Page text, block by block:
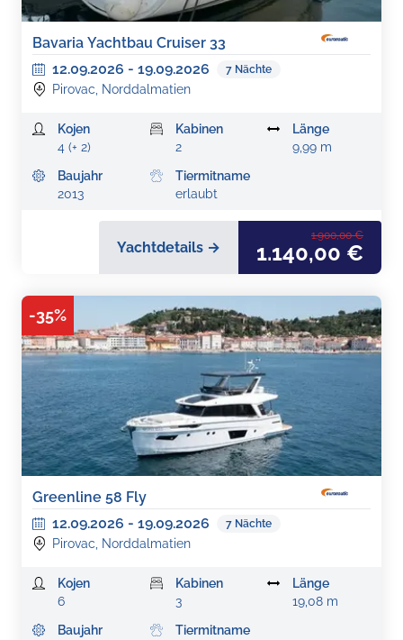
Bavaria Yachtbau Cruiser 33
12.09.2026 - 19.09.2026 7 Nächte
Pirovac, Norddalmatien
Kojen
4 (+ 2)
Kabinen
2
Länge
9,99 m
Baujahr
2013
Tiermitname
erlaubt
Yachtdetails →
1.900,00 €
1.140,00 €
-35%
Greenline 58 Fly
12.09.2026 - 19.09.2026 7 Nächte
Pirovac, Norddalmatien
Kojen
6
Kabinen
3
Länge
19,08 m
Baujahr
Tiermitname